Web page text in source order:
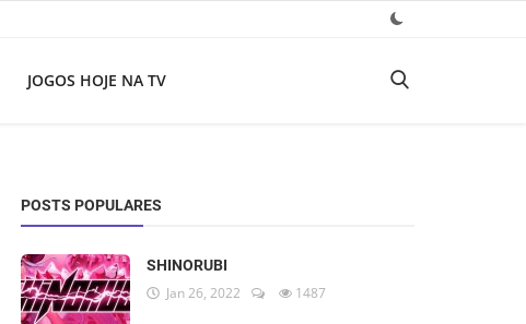
JOGOS HOJE NA TV
POSTS POPULARES
SHINORUBI
Jan 26, 2022 1487